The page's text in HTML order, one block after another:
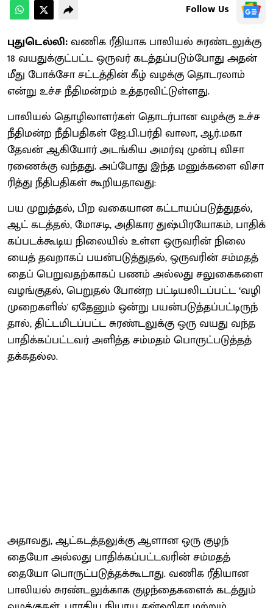
Follow Us
புதுடெல்லி:வணி​க ரீ​தி​யாக பாலியல் சுரண்​டலுக்கு
18 வயதுக்குட்​பட்ட ஒரு​வர் கடத்​தப்​படும்​போது அதன் ​
மீது போக்சோ சட்டத்தின் கீழ் வழக்கு தொடரலாம்
என்று உச்ச நீதி​மன்​றம் உத்தரவிட்டுள்​ளது.
பாலியல் தொழிலா​ளர்​கள் தொடர்​பான வழக்கு உச்ச
நீதி​மன்ற நீதிப​தி​கள் ஜே.பி.பர்​தி ​வாலா, ஆர்​.ம​கா
தேவன் ஆகியோர் அடங்கிய அமர்வு முன்பு விசா​
ரணைக்கு வந்​தது. அப்​போது இந்த மனுக்​களை விசா​
ரித்து நீதிப​தி​கள் கூறிய​தாவது:
பய முறுத்​தல், பிற வகை​யான கட்​டாயப்​படுத்​துதல்,
ஆட்​ கடத்​தல், மோசடி, அதிகார துஷ்பிரயோகம், பாதிக்​
கப்​படக்​கூடிய நிலை​யில் உள்ள ஒரு​வரின் நிலை​
யைத் தவறாகப் பயன்​படுத்​துதல், ஒரு​வரின் சம்மதத்​
தைப் பெறு​வதற்​காகப் பணம் அல்​லது சலுகைகளை
வழங்​குதல்​, பெறு​தல் போன்ற பட்​டியலிடப்​பட்ட ‘வழி​
முறை​களில்' ஏதேனும் ஒன்று பயன்​படுத்​தப்​பட்​டிருந்​
தால், திட்​ட​மிடப்​பட்ட சுரண்​டலுக்கு ஒரு வயது வந்த
பாதிக்​கப்​பட்​ட​வர் அளித்த சம்​மதம் பொருட்​படுத்​தத்​
தக்​கதல்ல.
அதாவது, ஆட்​கடத்​தலுக்கு ஆளான ஒரு குழந்​
தையோ அல்​லது பாதிக்​கப்​பட்​ட​வரின் சம்​மதத்​
தையோ பொருட்​படுத்​தக்​கூ​டாது. வணிக ரீதி​யான
பாலியல் சுரண்​டலுக்​காக குழந்​தைகளைக் கடத்தும்